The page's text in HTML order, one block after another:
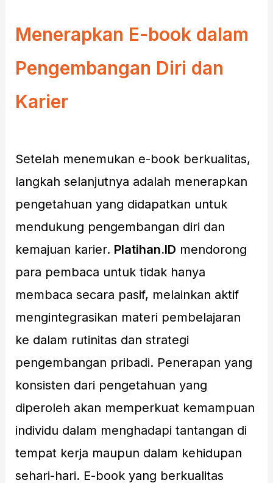
Menerapkan E-book dalam
Pengembangan Diri dan
Karier
Setelah menemukan e-book berkualitas,
langkah selanjutnya adalah menerapkan
pengetahuan yang didapatkan untuk
mendukung pengembangan diri dan
kemajuan karier. Platihan.ID mendorong
para pembaca untuk tidak hanya
membaca secara pasif, melainkan aktif
mengintegrasikan materi pembelajaran
ke dalam rutinitas dan strategi
pengembangan pribadi. Penerapan yang
konsisten dari pengetahuan yang
diperoleh akan memperkuat kemampuan
individu dalam menghadapi tantangan di
tempat kerja maupun dalam kehidupan
sehari-hari. E-book yang berkualitas